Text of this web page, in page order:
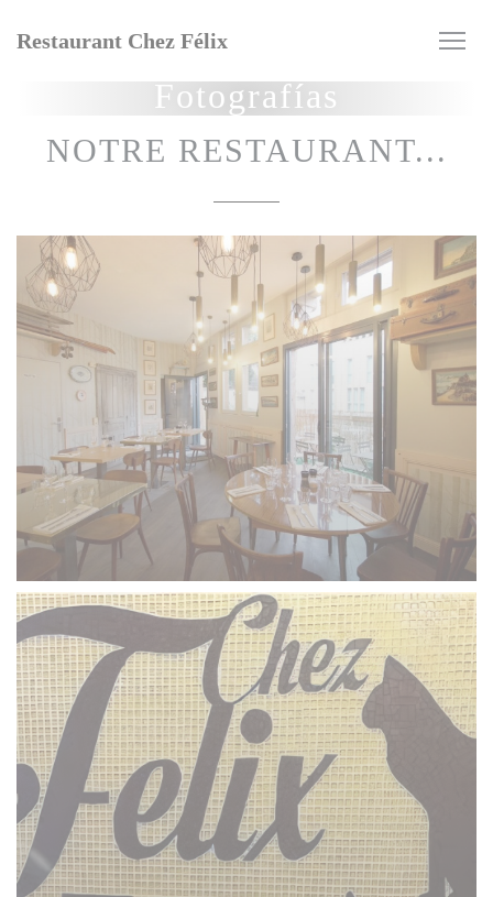
Restaurant Chez Félix
Fotografías
NOTRE RESTAURANT...